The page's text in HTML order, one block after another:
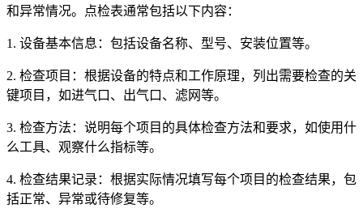
和异常情况。点检表通常包括以下内容：
1. 设备基本信息：包括设备名称、型号、安装位置等。
2. 检查项目：根据设备的特点和工作原理，列出需要检查的关
键项目，如进气口、出气口、滤网等。
3. 检查方法：说明每个项目的具体检查方法和要求，如使用什
么工具、观察什么指标等。
4. 检查结果记录：根据实际情况填写每个项目的检查结果，包
括正常、异常或待修复等。